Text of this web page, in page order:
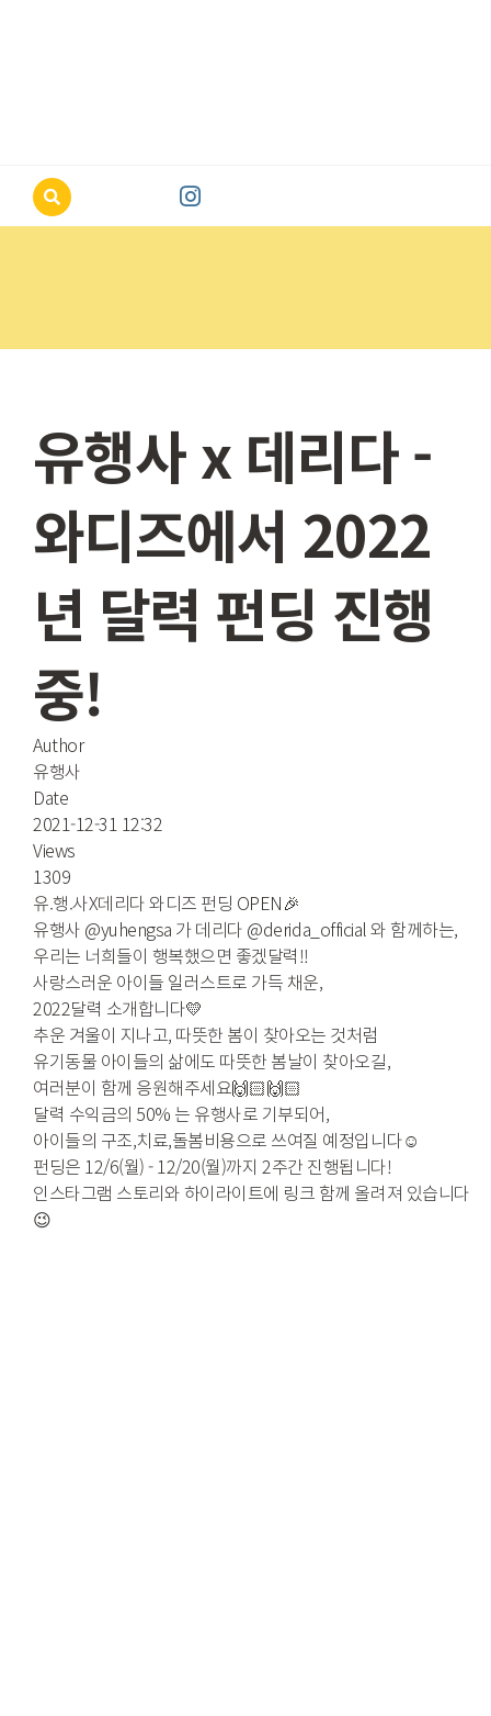
봉사
회원
후원 단체
유행사 x 데리다 -
와디즈에서 2022
년 달력 펀딩 진행
중!
Author
유행사
Date
2021-12-31 12:32
Views
1309
유.행.사X데리다 와디즈 펀딩 OPEN🎉
유행사 @yuhengsa 가 데리다 @derida_official 와 함께하는,
우리는 너희들이 행복했으면 좋겠달력!!
사랑스러운 아이들 일러스트로 가득 채운,
2022달력 소개합니다💛
추운 겨울이 지나고, 따뜻한 봄이 찾아오는 것처럼
유기동물 아이들의 삶에도 따뜻한 봄날이 찾아오길,
여러분이 함께 응원해주세요🙌🏻🙌🏻
달력 수익금의 50% 는 유행사로 기부되어,
아이들의 구조,치료,돌봄비용으로 쓰여질 예정입니다☺️
펀딩은 12/6(월) - 12/20(월)까지 2주간 진행됩니다!
인스타그램 스토리와 하이라이트에 링크 함께 올려져 있습니다
😉